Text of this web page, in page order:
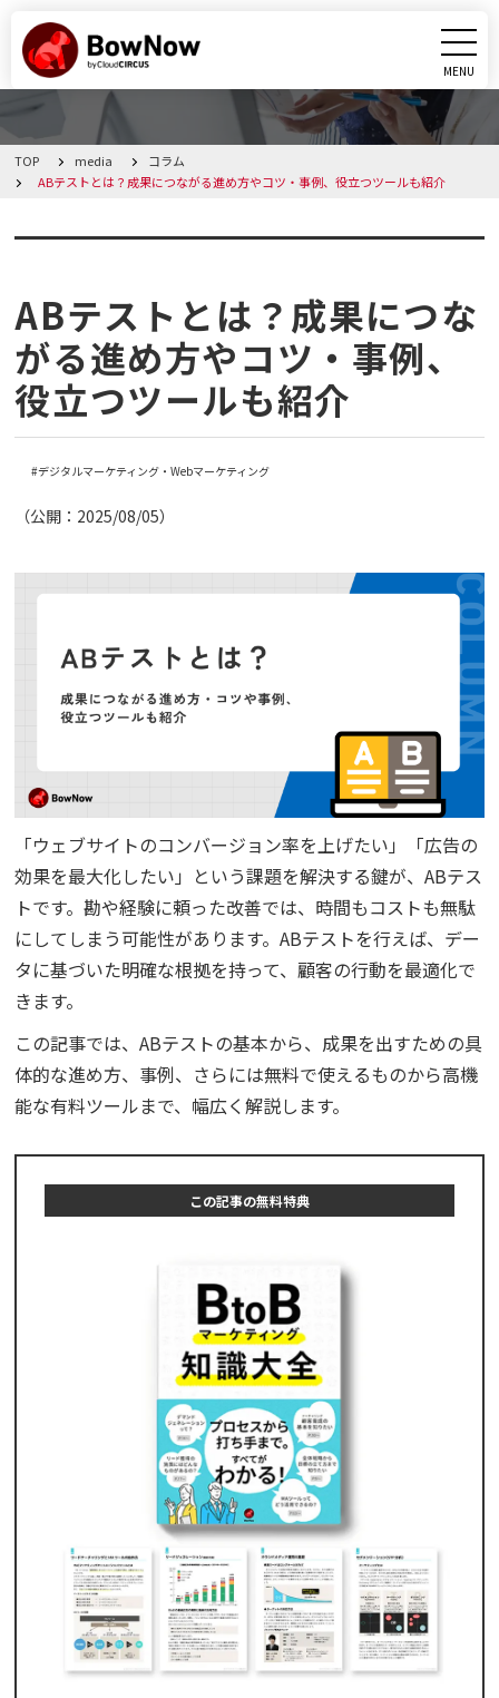
MENU
CLOSE
BowNowとは
課題別活用シーン
機能
料金・プラン
導入事例
メディア
資料ダウンロード
セミナー
お問い合わせ
代理店の方はこちら
マニュアルサイト
TOP media
コラム
ABテストとは？成果につながる進め方やコツ・事例、役立つツールも紹介
コラム
ABテストとは？成果につな
がる進め方やコツ・事例、
役立つツールも紹介
デジタルマーケティング・Webマーケティング
（公開：2025/08/05）
「ウェブサイトのコンバージョン率を上げたい」「広告の
効果を最大化したい」という課題を解決する鍵が、ABテス
トです。勘や経験に頼った改善では、時間もコストも無駄
にしてしまう可能性があります。ABテストを行えば、デー
タに基づいた明確な根拠を持って、顧客の行動を最適化で
きます。
この記事では、ABテストの基本から、成果を出すための具
体的な進め方、事例、さらには無料で使えるものから高機
能な有料ツールまで、幅広く解説します。
この記事の無料特典